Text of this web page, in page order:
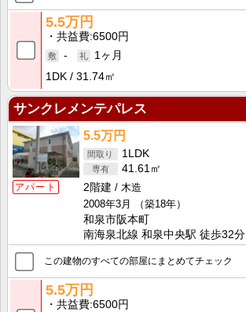
5.5万円
共益費 6500円
-
1ヶ月
1DK
31.74㎡
サンクレメンテパレス
アパート
5.5万円
1LDK
41.61㎡
2階建
木造
2008年3月
（築18年）
和泉市阪本町
南海泉北線 和泉中央駅 徒歩32分
この建物のすべての部屋にまとめてチェック
5.5万円
共益費 6500円